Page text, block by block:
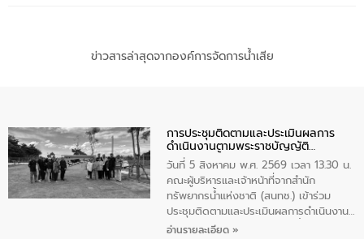
ข่าวสารล่าสุดจากองค์การจัดการน้ำเสีย
การประชุมติดตามและประเมินผลการ
ดำเนินงานตามพระราชบัญญัติ
ทรัพยากรน้ำ พ.ศ. 2561 ประจำ
ปีงบประมาณ พ.ศ. 2569
วันที่ 5 สิงหาคม พ.ศ. 2569 เวลา 13.30 น.
คณะผู้บริหารและเจ้าหน้าที่จากสำนัก
ทรัพยากรน้ำแห่งชาติ (สนทช.) เข้าร่วม
ประชุมติดตามและประเมินผลการดำเนินงาน
ตามพระราชบัญญัติทรัพยากรน้ำ พ.ศ. 2561
อ่านรายละเอียด »